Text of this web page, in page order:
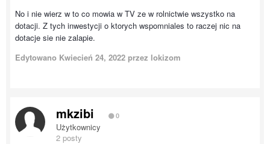
No i nie wierz w to co mowia w TV ze w rolnictwie wszystko na
dotacji. Z tych inwestycji o ktorych wspomniales to raczej nic na
dotacje sie nie zalapie.
Edytowano Kwiecień 24, 2022 przez lokizom
mkzibi 0
Użytkownicy
2 posty